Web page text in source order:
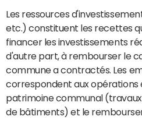
Les ressources
etc.) constituent les recettes
financer les investissements
d'autre part, à rembourser le
commune a contractés. Les
correspondent aux
patrimoine communal
de bâtiments) et le